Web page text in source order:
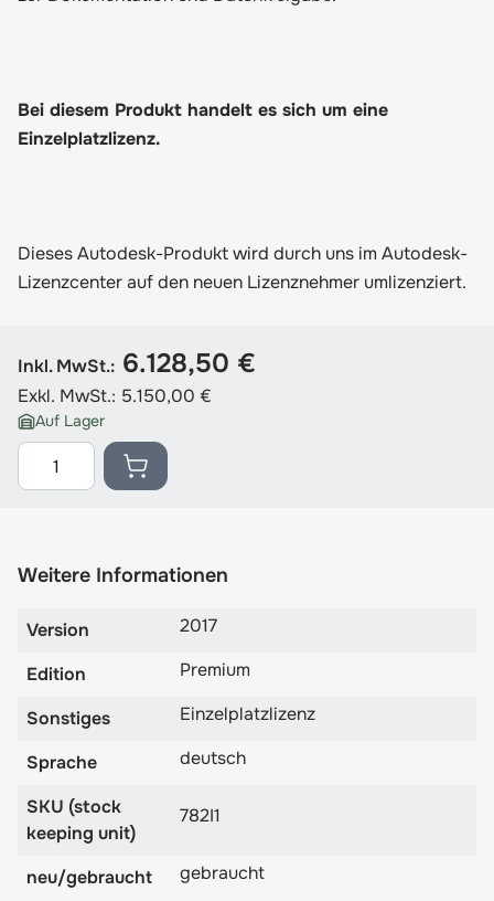
Bei diesem Produkt handelt es sich um eine
Einzelplatzlizenz.
Dieses Autodesk-Produkt wird durch uns im Autodesk-
Lizenzcenter auf den neuen Lizenznehmer umlizenziert.
Inkl. MwSt.: 6.128,50 €
Exkl. MwSt.: 5.150,00 €
Auf Lager
Menge
Weitere Informationen
Version 2017
Edition Premium
Sonstiges Einzelplatzlizenz
Sprache deutsch
SKU (stock
keeping unit)
782I1
neu/gebraucht gebraucht